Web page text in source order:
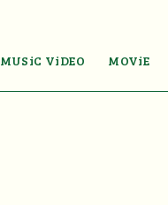
MUSiC ViDEO MOViE